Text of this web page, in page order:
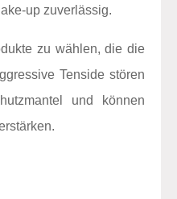
up zuverlässig.
zu wählen, die die
Tenside stören
und können